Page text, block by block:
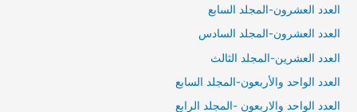
العدد العشرون-المجلد السابع
العدد العشرون-المجلد السادس
العدد العشرين-المجلد الثالث
العدد الواحد والأربعون-المجلد السابع
العدد الواحد والاربعون -المجلد الرابع